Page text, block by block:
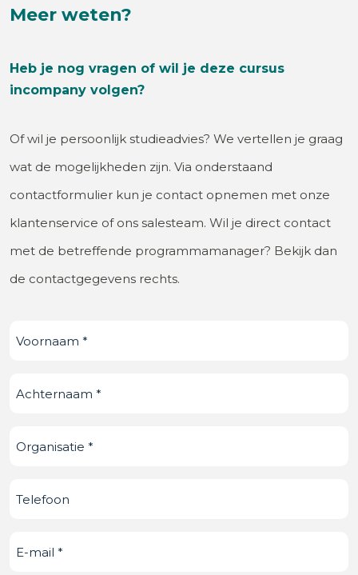
Meer weten?
Heb je nog vragen of wil je deze cursus
incompany volgen?
Of wil je persoonlijk studieadvies? We vertellen je graag
wat de mogelijkheden zijn. Via onderstaand
contactformulier kun je contact opnemen met onze
klantenservice of ons salesteam. Wil je direct contact
met de betreffende programmamanager? Bekijk dan
de contactgegevens rechts.
Voornaam (Vereist)
Achternaam (Vereist)
Organisatie
Telefoonnummer
E-